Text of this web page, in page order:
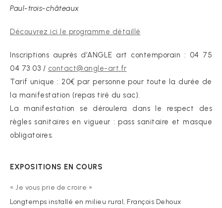
Paul-trois-châteaux
Découvrez ici le programme détaillé
Inscriptions auprès d’ANGLE art contemporain : 04 75
04 73 03 / contact@angle-art.fr
Tarif unique : 20€ par personne pour toute la durée de
la manifestation (repas tiré du sac).
La manifestation se déroulera dans le respect des
règles sanitaires en vigueur : pass sanitaire et masque
obligatoires.
EXPOSITIONS EN COURS
« Je vous prie de croire »
Longtemps installé en milieu rural, François Dehoux